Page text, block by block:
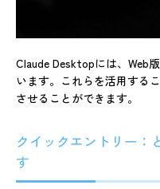
Claude Desktopには、Web
います。これらを活用する
させることができます。
クイックエントリー：
す